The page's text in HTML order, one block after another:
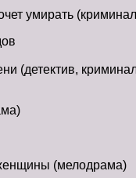
умирать
(детектив,
(мелодрама)